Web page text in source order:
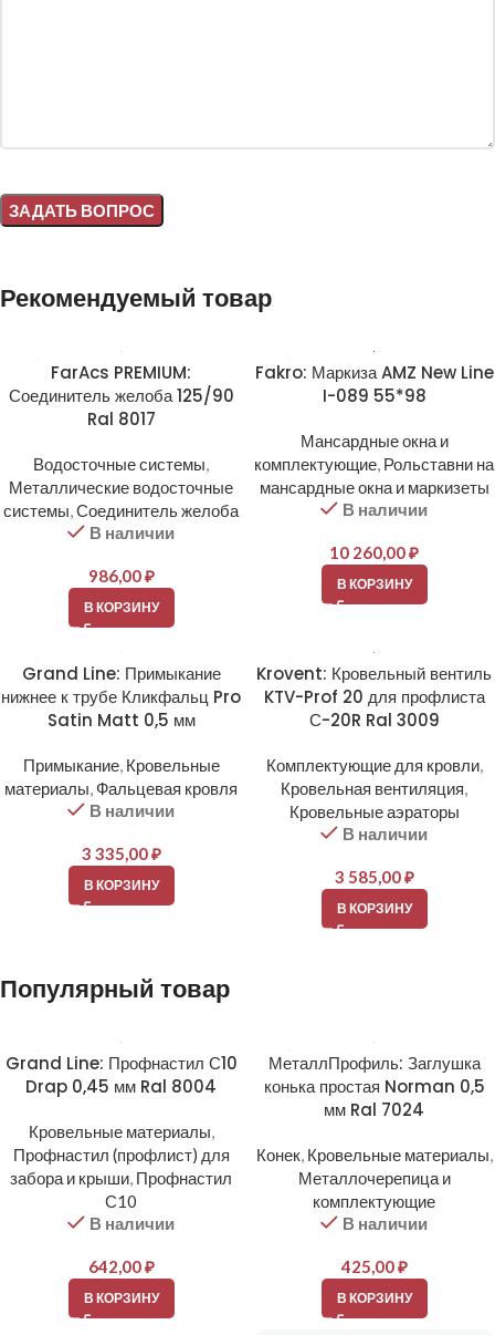
Рекомендуемый товар
FarAcs PREMIUM:
Соединитель желоба 125/90
Ral 8017
Водосточные системы,
Металлические водосточные
системы,Соединитель желоба
В наличии
986,00₽
В КОРЗИНУ
Fakro: Маркиза AMZ New Line
I-089 55*98
Мансардные окна и
комплектующие, Рольставни на
мансардные окна и маркизеты
В наличии
10 260,00₽
В КОРЗИНУ
Grand Line: Примыкание
нижнее к трубе Кликфальц Pro
Satin Matt 0,5 мм
Примыкание, Кровельные
материалы, Фальцевая кровля
В наличии
3 335,00₽
В КОРЗИНУ
Krovent: Кровельный вентиль
KTV-Prof 20 для профлиста
С-20R Ral 3009
Комплектующие для кровли,
Кровельная вентиляция,
Кровельные аэраторы
В наличии
3 585,00₽
В КОРЗИНУ
Популярный товар
Grand Line: Профнастил С10
Drap 0,45 мм Ral 8004
Кровельные материалы,
Профнастил (профлист) для
забора и крыши, Профнастил
С10
В наличии
642,00₽
В КОРЗИНУ
МеталлПрофиль: Заглушка
конька простая Norman 0,5
мм Ral 7024
Конек, Кровельные материалы,
Металлочерепица и
комплектующие
В наличии
425,00₽
В КОРЗИНУ